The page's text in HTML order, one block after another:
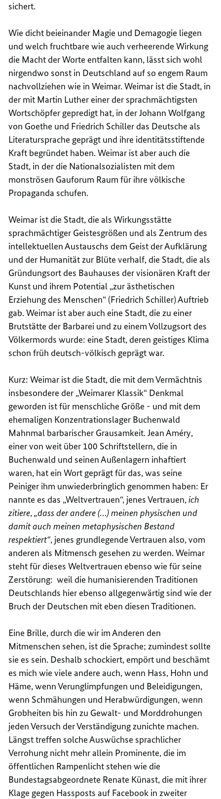
sichert.
Wie dicht beieinander Magie und Demagogie liegen
und welch fruchtbare wie auch verheerende Wirkung
die Macht der Worte entfalten kann, lässt sich wohl
nirgendwo sonst in Deutschland auf so engem Raum
nachvollziehen wie in Weimar. Weimar ist die Stadt, in
der mit Martin Luther einer der sprachmächtigsten
Wortschöpfer gepredigt hat, in der Johann Wolfgang
von Goethe und Friedrich Schiller das Deutsche als
Literatursprache geprägt und ihre identitätsstiftende
Kraft begründet haben. Weimar ist aber auch die
Stadt, in der die Nationalsozialisten mit dem
monströsen Gauforum Raum für ihre völkische
Propaganda schufen.
Weimar ist die Stadt, die als Wirkungsstätte
sprachmächtiger Geistesgrößen und als Zentrum des
intellektuellen Austauschs dem Geist der Aufklärung
und der Humanität zur Blüte verhalf, die Stadt, die als
Gründungsort des Bauhauses der visionären Kraft der
Kunst und ihrem Potential „zur ästhetischen
Erziehung des Menschen“ (Friedrich Schiller) Auftrieb
gab. Weimar ist aber auch eine Stadt, die zu einer
Brutstätte der Barbarei und zu einem Vollzugsort des
Völkermords wurde: eine Stadt, deren geistiges Klima
schon früh deutsch-völkisch geprägt war.
Kurz: Weimar ist die Stadt, die mit dem Vermächtnis
insbesondere der „Weimarer Klassik“ Denkmal
geworden ist für menschliche Größe - und mit dem
ehemaligen Konzentrationslager Buchenwald
Mahnmal barbarischer Grausamkeit. Jean Améry,
einer von weit über 100 Schriftstellern, die in
Buchenwald und seinen Außenlagern inhaftiert
waren, hat ein Wort geprägt für das, was seine
Peiniger ihm unwiederbringlich genommen haben: Er
nannte es das „Weltvertrauen“, jenes Vertrauen,ich
zitiere,„dass der andere (…) meinen physischen und
damit auch meinen metaphysischen Bestand
respektiert“, jenes grundlegende Vertrauen also, vom
anderen als Mitmensch gesehen zu werden. Weimar
steht für dieses Weltvertrauen ebenso wie für seine
Zerstörung: weil die humanisierenden Traditionen
Deutschlands hier ebenso allgegenwärtig sind wie der
Bruch der Deutschen mit eben diesen Traditionen.
Eine Brille, durch die wir im Anderen den
Mitmenschen sehen, ist die Sprache; zumindest sollte
sie es sein. Deshalb schockiert, empört und beschämt
es mich wie viele andere auch, wenn Hass, Hohn und
Häme, wenn Verunglimpfungen und Beleidigungen,
wenn Schmähungen und Herabwürdigungen, wenn
Grobheiten bis hin zu Gewalt- und Morddrohungen
jeden Versuch der Verständigung zunichte machen.
Längst treffen solche Auswüchse sprachlicher
Verrohung nicht mehr allein Prominente, die im
öffentlichen Rampenlicht stehen wie die
Bundestagsabgeordnete Renate Künast, die mit ihrer
Klage gegen Hassposts auf Facebook in zweiter